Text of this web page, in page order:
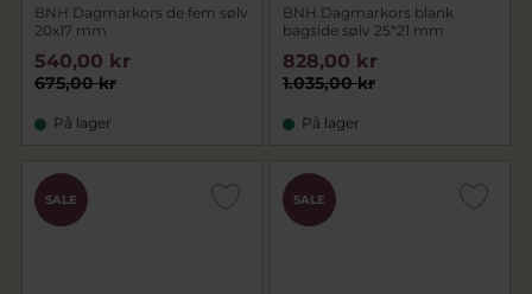
BNH Dagmarkors de fem sølv
20x17 mm
675,00 kr
540,00 kr
På lager
BNH Dagmarkors blank
bagside sølv 25*21 mm
1.035,00 kr
828,00 kr
På lager
SALE SALE